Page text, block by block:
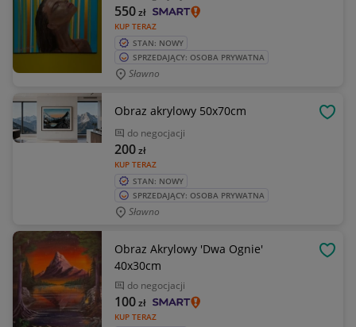
KUP TERAZ
550zł
STAN: NOWY
SPRZEDAJĄCY: OSOBA PRYWATNA
Sławno
Obraz akrylowy 50x70cm
do negocjacji
KUP TERAZ
200zł
STAN: NOWY
SPRZEDAJĄCY: OSOBA PRYWATNA
Sławno
Obraz Akrylowy 'Dwa Ognie'
40x30cm
do negocjacji
KUP TERAZ
100zł